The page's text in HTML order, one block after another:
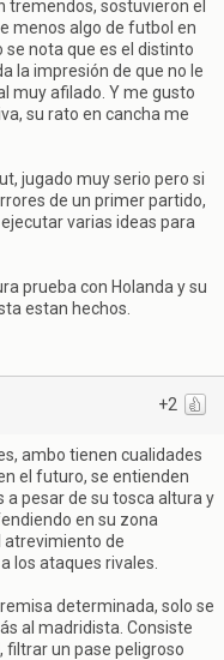
tremendos, sostuvieron el
menos algo de futbol en
nota que es el distinto
la impresión de que no le
muy afilado. Y me gusto
su rato en cancha me
jugado muy serio pero si
de un primer partido,
varias ideas para
prueba con Holanda y su
estan hechos.
+2
ambo tienen cualidades
el futuro, se entienden
a pesar de su tosca altura y
en su zona
atrevimiento de
los ataques rivales.
determinada, solo se
al madridista. Consiste
filtrar un pase peligroso